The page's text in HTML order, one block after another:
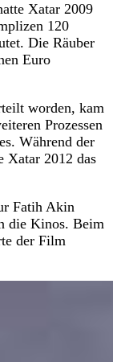
Xatar 2009
120
Die Räuber
Euro
worden, kam
Prozessen
Während der
Xatar 2012 das
Fatih Akin
die Kinos. Beim
der Film